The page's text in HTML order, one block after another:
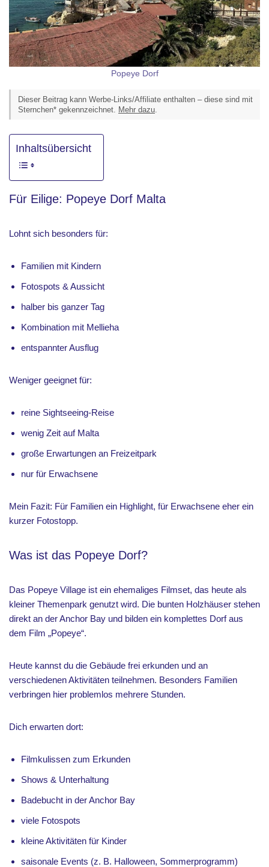
Popeye Dorf
Dieser Beitrag kann Werbe-Links/Affiliate enthalten – diese sind mit
Sternchen* gekennzeichnet. Mehr dazu.
Inhaltsübersicht
Für Eilige: Popeye Dorf Malta
Lohnt sich besonders für:
Familien mit Kindern
Fotospots & Aussicht
halber bis ganzer Tag
Kombination mit Mellieha
entspannter Ausflug
Weniger geeignet für:
reine Sightseeing-Reise
wenig Zeit auf Malta
große Erwartungen an Freizeitpark
nur für Erwachsene
Mein Fazit: Für Familien ein Highlight, für Erwachsene eher ein
kurzer Fotostopp.
Was ist das Popeye Dorf?
Das Popeye Village ist ein ehemaliges Filmset, das heute als
kleiner Themenpark genutzt wird. Die bunten Holzhäuser stehen
direkt an der Anchor Bay und bilden ein komplettes Dorf aus
dem Film „Popeye“.
Heute kannst du die Gebäude frei erkunden und an
verschiedenen Aktivitäten teilnehmen. Besonders Familien
verbringen hier problemlos mehrere Stunden.
Dich erwarten dort:
Filmkulissen zum Erkunden
Shows & Unterhaltung
Badebucht in der Anchor Bay
viele Fotospots
kleine Aktivitäten für Kinder
saisonale Events (z. B. Halloween, Sommerprogramm)